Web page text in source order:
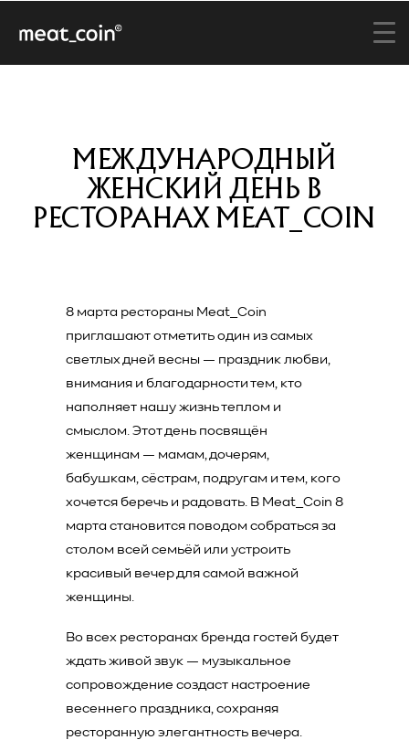
МЕЖДУНАРОДНЫЙ
ЖЕНСКИЙ ДЕНЬ В
РЕСТОРАНАХ MEAT_COIN
8 марта рестораны Meat_Coin
приглашают отметить один из самых
светлых дней весны — праздник любви,
внимания и благодарности тем, кто
наполняет нашу жизнь теплом и
смыслом. Этот день посвящён
женщинам — мамам, дочерям,
бабушкам, сёстрам, подругам и тем, кого
хочется беречь и радовать. В Meat_Coin 8
марта становится поводом собраться за
столом всей семьёй или устроить
красивый вечер для самой важной
женщины.
Во всех ресторанах бренда гостей будет
ждать живой звук — музыкальное
сопровождение создаст настроение
весеннего праздника, сохраняя
ресторанную элегантность вечера.